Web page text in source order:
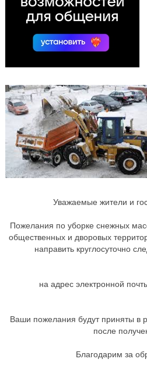
Уважаемые жители и
Пожелания по уборке снежных
общественных и дворовых
направить круглосуточно
на адрес электронной
Ваши пожелания будут приняты в
после
Благодарим за